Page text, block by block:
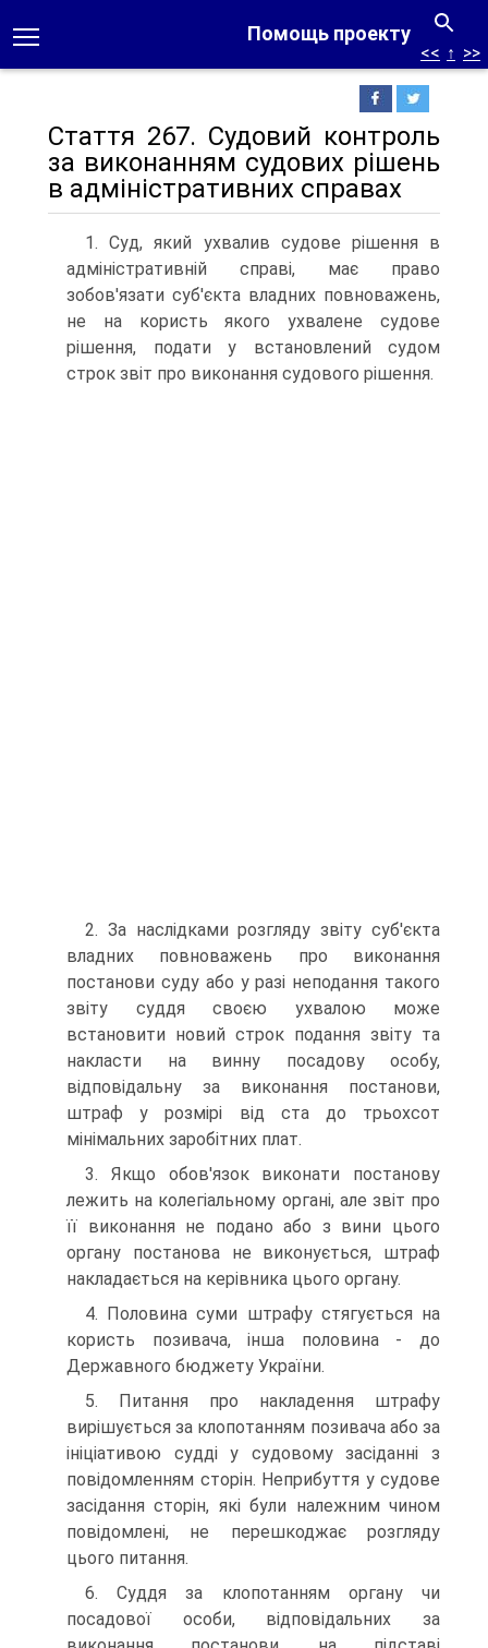
Помощь проекту
<< ↑ >>
Стаття 267. Судовий контроль
за виконанням судових рішень
в адміністративних справах
1. Суд, який ухвалив судове рішення в
адміністративній справі, має право
зобов'язати суб'єкта владних повноважень,
не на користь якого ухвалене судове
рішення, подати у встановлений судом
строк звіт про виконання судового рішення.
2. За наслідками розгляду звіту суб'єкта
владних повноважень про виконання
постанови суду або у разі неподання такого
звіту суддя своєю ухвалою може
встановити новий строк подання звіту та
накласти на винну посадову особу,
відповідальну за виконання постанови,
штраф у розмірі від ста до трьохсот
мінімальних заробітних плат.
3. Якщо обов'язок виконати постанову
лежить на колегіальному органі, але звіт про
її виконання не подано або з вини цього
органу постанова не виконується, штраф
накладається на керівника цього органу.
4. Половина суми штрафу стягується на
користь позивача, інша половина - до
Державного бюджету України.
5. Питання про накладення штрафу
вирішується за клопотанням позивача або за
ініціативою судді у судовому засіданні з
повідомленням сторін. Неприбуття у судове
засідання сторін, які були належним чином
повідомлені, не перешкоджає розгляду
цього питання.
6. Суддя за клопотанням органу чи
посадової особи, відповідальних за